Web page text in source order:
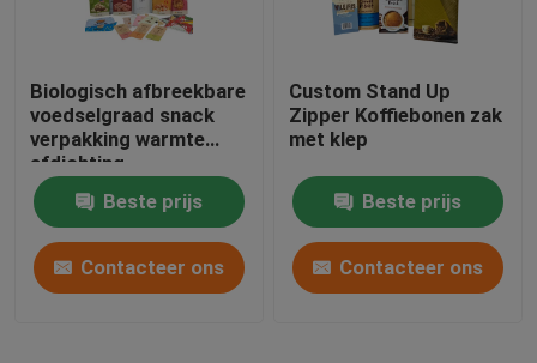
Biologisch afbreekbare
voedselgraad snack
verpakking warmte
afdichting
aluminiumfolie ritszak
voor noten thee koffie
huisdiervoeding
Beste prijs
Contacteer ons
Custom Stand Up
Zipper Koffiebonen zak
met klep
Beste prijs
Contacteer ons